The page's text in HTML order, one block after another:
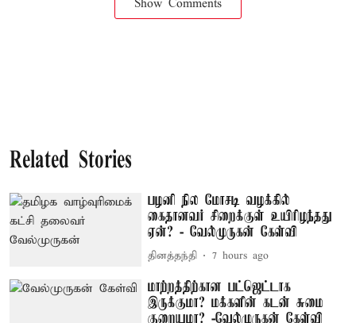
Show Comments
Related Stories
பழனி நில மோசடி வழக்கில்
கைதானவர் சிறைக்குள் உயிரிழந்தது
ஏன்? - வேல்முருகன் கேள்வி
தினத்தந்தி 7 hours ago
மாற்றத்திற்கான பட்ஜெட்டாக
இருக்குமா? மக்களின் கடன் சுமை
குறையுமா? -வேல்முருகன் கேள்வி